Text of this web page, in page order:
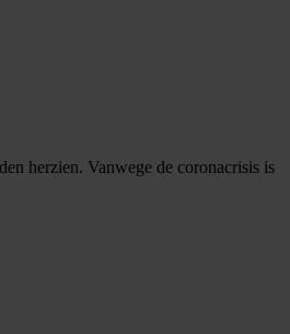
herzien. Vanwege de coronacrisis is